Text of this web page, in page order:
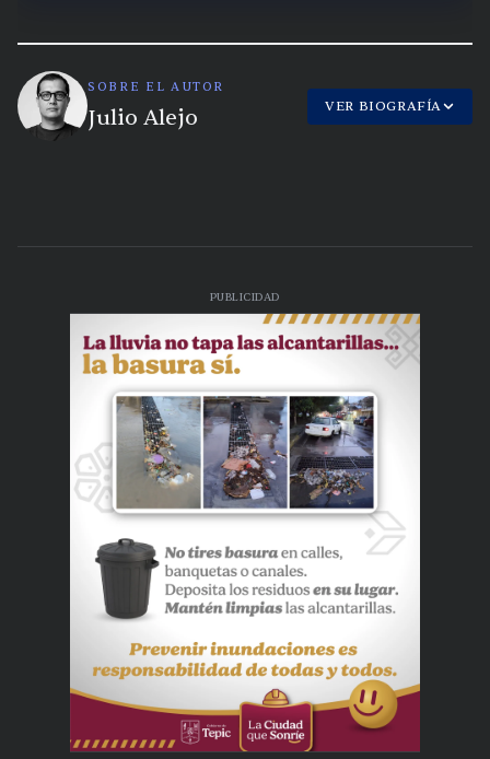
SOBRE EL AUTOR
Julio Alejo VER BIOGRAFÍA
PUBLICIDAD